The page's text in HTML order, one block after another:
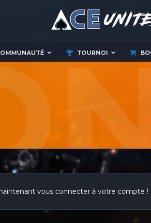
TOURNOI
vous connecter à votre compte !